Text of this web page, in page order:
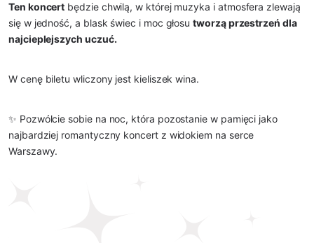
Ten koncert będzie chwilą, w której muzyka i atmosfera zlewają
się w jedność, a blask świec i moc głosutworzą przestrzeń dla
najcieplejszych uczuć.
W cenę biletu wliczony jest kieliszek wina.
✨ Pozwólcie sobie na noc, która pozostanie w pamięci jako
najbardziej romantyczny koncert z widokiem na serce
Warszawy.